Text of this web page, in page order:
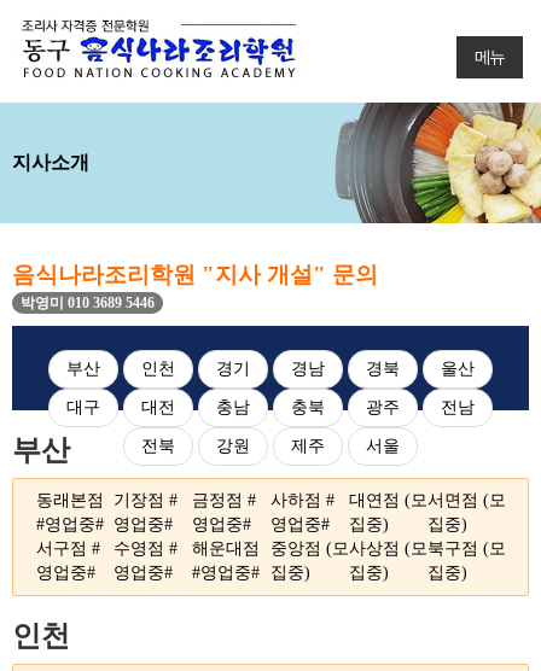
메뉴
지사소개
음식나라조리학원 "지사 개설" 문의
박영미 010 3689 5446
부산 인천 경기 경남 경북 울산
대구 대전 충남 충북 광주 전남
전북 강원 제주 서울
부산
동래본점
#영업중#
기장점 #
영업중#
금정점 #
영업중#
사하점 #
영업중#
대연점 (모
집중)
서면점 (모
집중)
서구점 #
영업중#
수영점 #
영업중#
해운대점
#영업중#
중앙점 (모
집중)
사상점 (모
집중)
북구점 (모
집중)
인천